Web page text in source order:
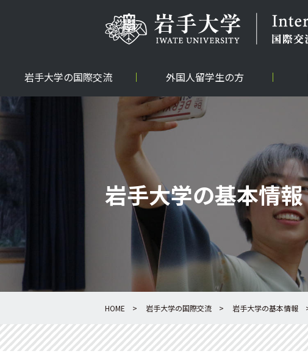
岩手大学の国際交流 外国人留学生の方
岩手大学の基本情報
HOME 岩手大学の国際交流 岩手大学の基本情報